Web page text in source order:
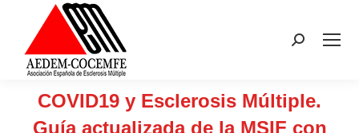
Buscar:
COVID19 y Esclerosis Múltiple.
Guía actualizada de la MSIF con